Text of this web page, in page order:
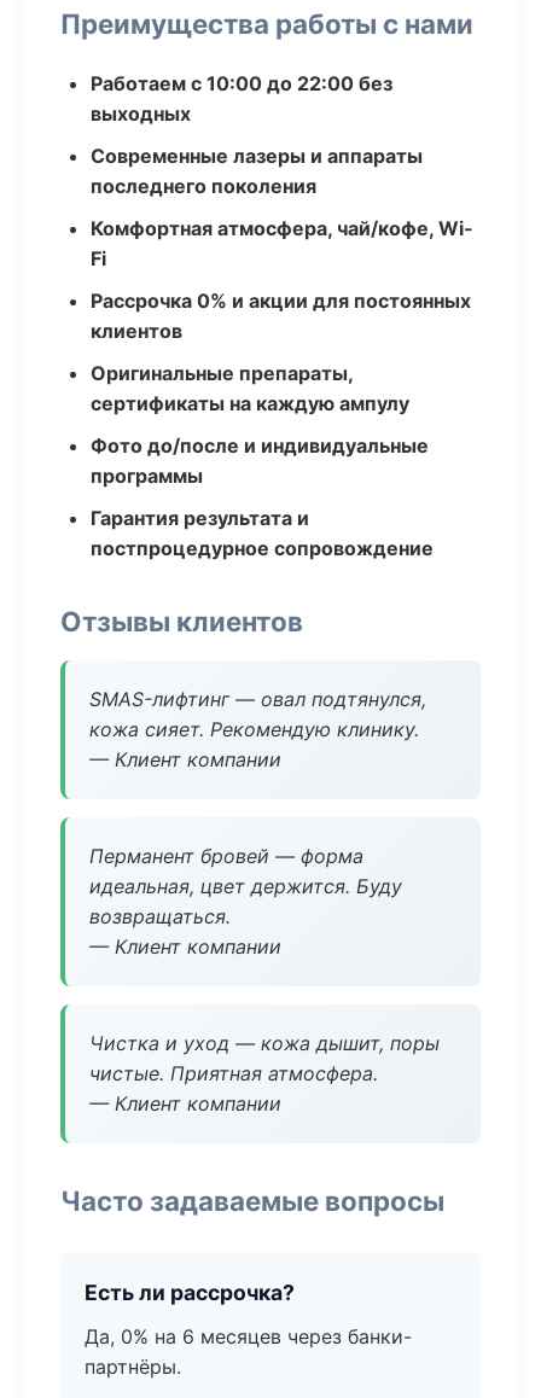
Преимущества работы с нами
Работаем с 10:00 до 22:00 без
выходных
Современные лазеры и аппараты
последнего поколения
Комфортная атмосфера, чай/кофе, Wi-
Fi
Рассрочка 0% и акции для постоянных
клиентов
Оригинальные препараты,
сертификаты на каждую ампулу
Фото до/после и индивидуальные
программы
Гарантия результата и
постпроцедурное сопровождение
Отзывы клиентов
SMAS-лифтинг — овал подтянулся,
кожа сияет. Рекомендую клинику.
— Клиент компании
Перманент бровей — форма
идеальная, цвет держится. Буду
возвращаться.
— Клиент компании
Чистка и уход — кожа дышит, поры
чистые. Приятная атмосфера.
— Клиент компании
Часто задаваемые вопросы
Есть ли рассрочка?
Да, 0% на 6 месяцев через банки-
партнёры.